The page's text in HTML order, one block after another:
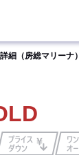
細（房総マリーナ）